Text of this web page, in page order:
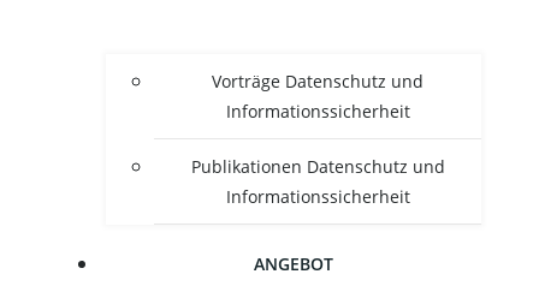
Vor­trä­ge Daten­schutz und
Informationssicherheit
Publi­ka­tio­nen Daten­schutz und
Informationssicherheit
ANGE­BOT